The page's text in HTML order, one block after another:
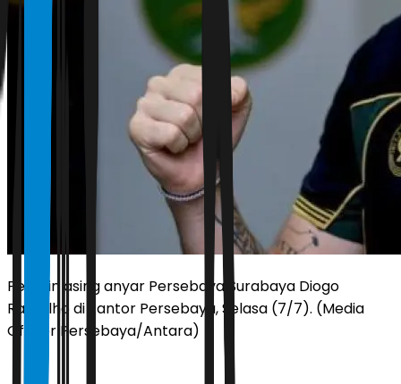
Pemain asing anyar Persebaya Surabaya Diogo
Ramalho di kantor Persebaya, Selasa (7/7). (Media
Officer Persebaya/Antara)